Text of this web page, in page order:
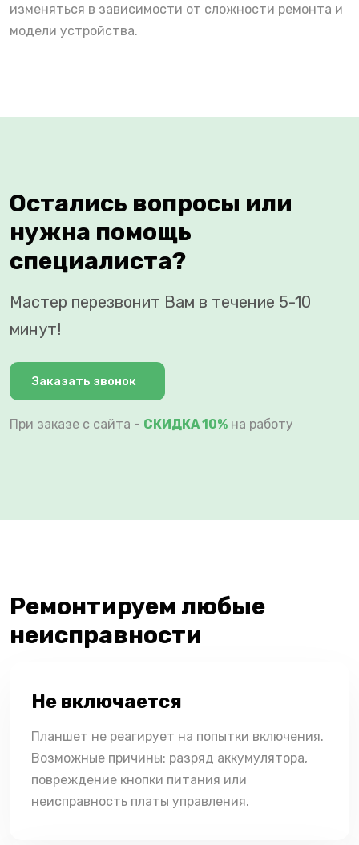
изменяться в зависимости от сложности ремонта и
модели устройства.
Остались вопросы или
нужна помощь
специалиста?
Мастер перезвонит Вам в течение 5-10
минут!
Заказать звонок
При заказе с сайта - СКИДКА 10% на работу
Ремонтируем любые
неисправности
Не включается
Планшет не реагирует на попытки включения.
Возможные причины: разряд аккумулятора,
повреждение кнопки питания или
неисправность платы управления.